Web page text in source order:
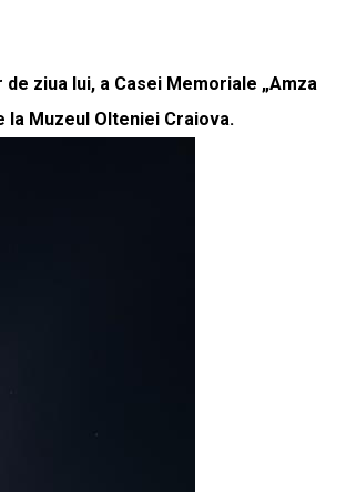
ziua lui, a Casei Memoriale „Amza
Muzeul Olteniei Craiova.